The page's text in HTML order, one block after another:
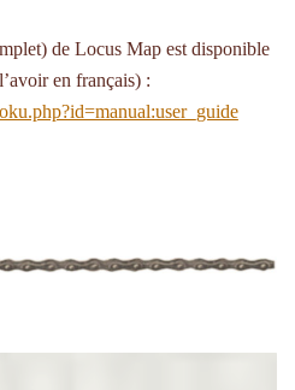
de Locus Map est disponible
en français) :